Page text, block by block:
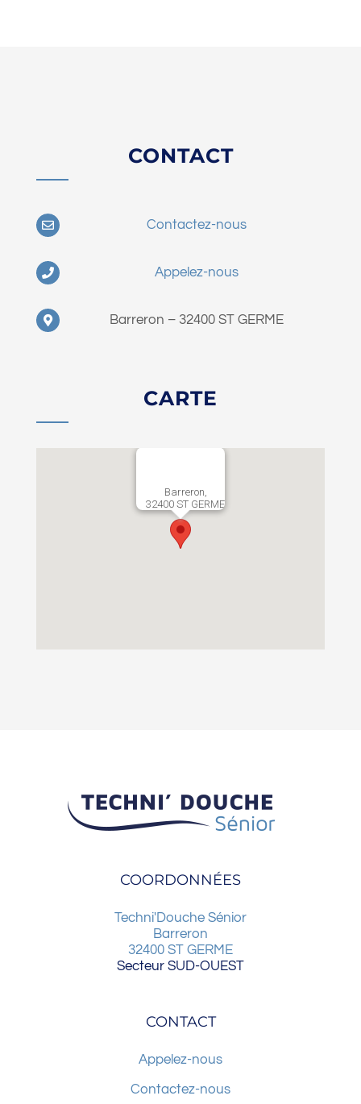
CONTACT
Contactez-nous
Appelez-nous
Barreron – 32400 ST GERME
CARTE
Barreron,
32400 ST GERME
COORDONNÉES
Techni'Douche Sénior
Barreron
32400 ST GERME
Secteur SUD-OUEST
CONTACT
Appelez-nous
Contactez-nous